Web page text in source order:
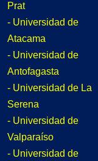
Prat
- Universidad de
Atacama
- Universidad de
Antofagasta
- Universidad de La
Serena
- Universidad de
Valparaíso
- Universidad de